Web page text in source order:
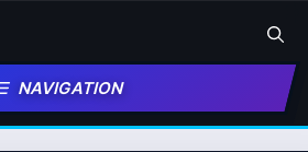
NAVIGATION